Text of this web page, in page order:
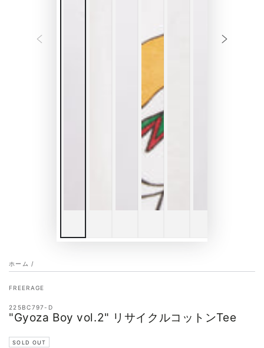
ホーム /
FREERAGE
225BC797-D
"Gyoza Boy vol.2" リサイクルコットンTee
SOLD OUT